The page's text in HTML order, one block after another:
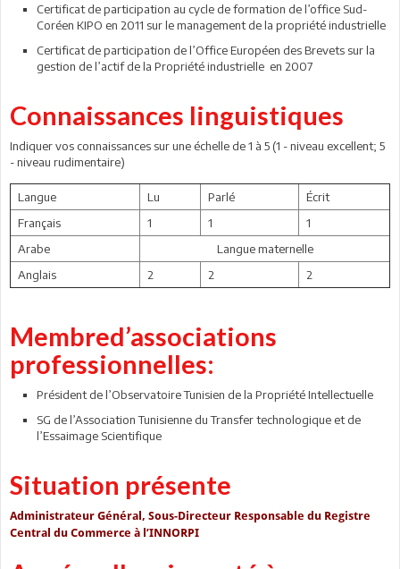
Certificat de participation au cycle de formation de l’office Sud-
Coréen KIPO en 2011 sur le management de la propriété industrielle
Certificat de participation de l’Office Européen des Brevets sur la
gestion de l’actif de la Propriété industrielle en 2007
Connaissances linguistiques
Indiquer vos connaissances sur une échelle de 1 à 5 (1 - niveau excellent; 5
- niveau rudimentaire)
Langue Lu Parlé
Écrit
Français
1 1
1
Arabe
Langue maternelle
Anglais
2 2 2
Membred’associations
professionnelles:
Président de l’Observatoire Tunisien de la Propriété Intellectuelle
SG de l’Association Tunisienne du Transfer technologique et de
l’Essaimage Scientifique
Situation présente
Administrateur Général, Sous-Directeur Responsable du Registre
Central du Commerce à l’INNORPI